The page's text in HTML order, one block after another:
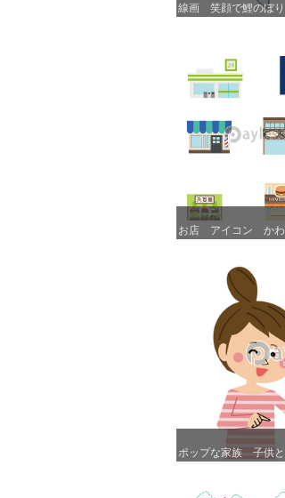
線画 笑顔で鯉のぼ
線画 笑顔で鯉のぼ
お店 アイコン かわ
お店 アイコン かわ
ポップな家族 子供
ポップな家族 子供